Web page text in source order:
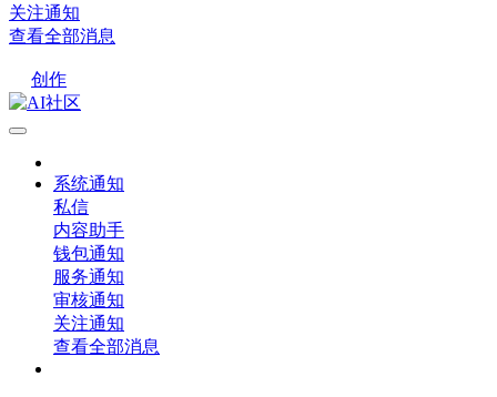
关注通知
查看全部消息
创作
系统通知
私信
内容助手
钱包通知
服务通知
审核通知
关注通知
查看全部消息